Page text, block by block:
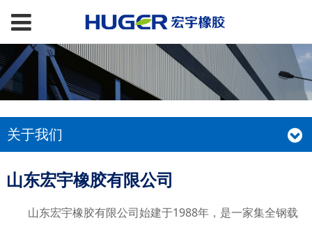
关于我们
山东宏宇橡胶有限公司
山东宏宇橡胶有限公司始建于1988年，是一家集全钢载